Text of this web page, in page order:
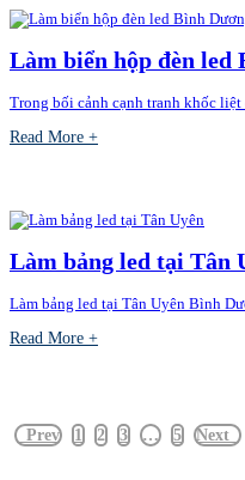
Làm biển hộp đèn led
Trong bối cảnh cạnh tranh khốc
Read More +
Làm bảng led tại Tân
Làm bảng led tại Tân Uyên Bình
Read More +
Prev 1 2 3 … 5 Next